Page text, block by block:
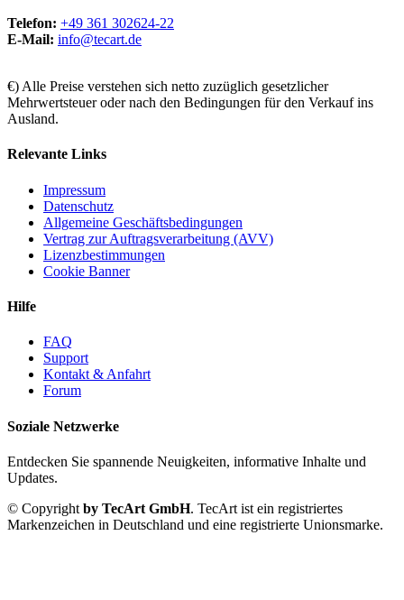
Telefon: +49 361 302624-22
E-Mail: info@tecart.de
€) Alle Preise verstehen sich netto zuzüglich gesetzlicher
Mehrwertsteuer oder nach den Bedingungen für den Verkauf ins
Ausland.
Relevante Links
Impressum
Datenschutz
Allgemeine Geschäftsbedingungen
Vertrag zur Auftragsverarbeitung (AVV)
Lizenzbestimmungen
Cookie Banner
Hilfe
FAQ
Support
Kontakt & Anfahrt
Forum
Soziale Netzwerke
Entdecken Sie spannende Neuigkeiten, informative Inhalte und
Updates.
© Copyright by TecArt GmbH. TecArt ist ein registriertes
Markenzeichen in Deutschland und eine registrierte Unionsmarke.